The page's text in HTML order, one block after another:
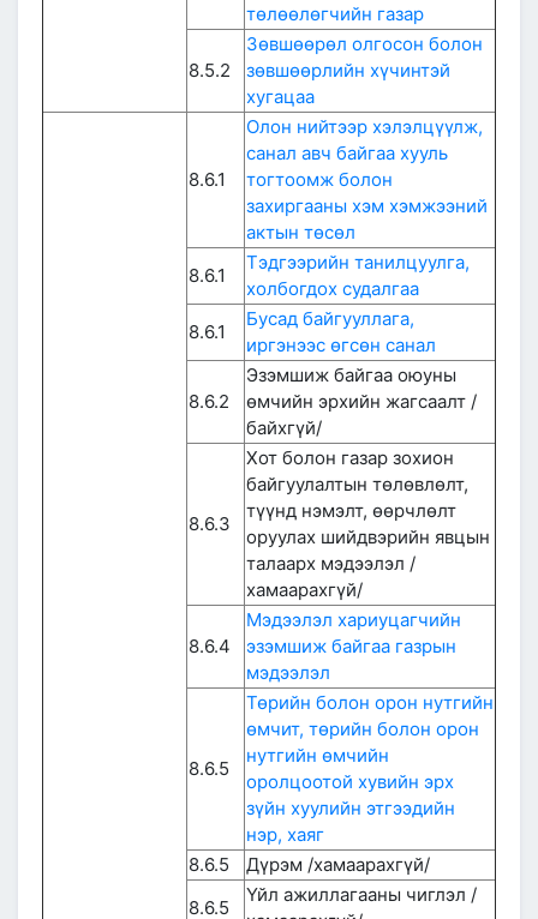
төлөөлөгчийн газар
8.5.2
Зөвшөөрөл олгосон болон
зөвшөөрлийн хүчинтэй
хугацаа
8.6.1
Олон нийтээр хэлэлцүүлж,
санал авч байгаа хууль
тогтоомж болон
захиргааны хэм хэмжээний
актын төсөл
8.6.1
Тэдгээрийн танилцуулга,
холбогдох судалгаа
8.6.1
Бусад байгууллага,
иргэнээс өгсөн санал
8.6.2
Эзэмшиж байгаа оюуны
өмчийн эрхийн жагсаалт /
байхгүй/
8.6.3
Хот болон газар зохион
байгуулалтын төлөвлөлт,
түүнд нэмэлт, өөрчлөлт
оруулах шийдвэрийн явцын
талаарх мэдээлэл /
хамаарахгүй/
8.6.4
Мэдээлэл хариуцагчийн
эзэмшиж байгаа газрын
мэдээлэл
8.6.5
Төрийн болон орон нутгийн
өмчит, төрийн болон орон
нутгийн өмчийн
оролцоотой хувийн эрх
зүйн хуулийн этгээдийн
нэр, хаяг
8.6.5
Дүрэм /хамаарахгүй/
8.6.5
Үйл ажиллагааны чиглэл /